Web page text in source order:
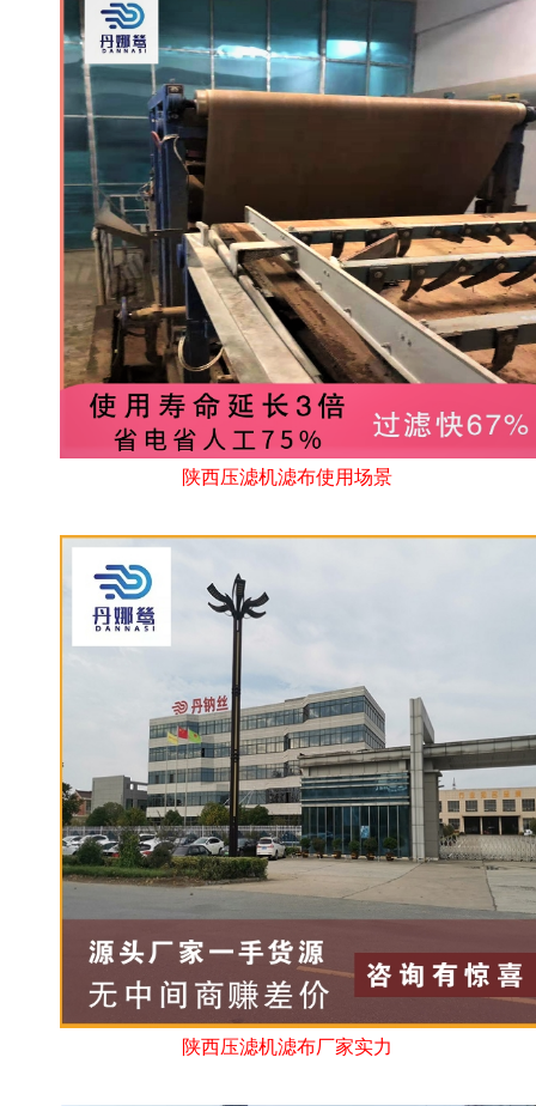
陕西压滤机滤布使用场景
陕西压滤机滤布厂家实力